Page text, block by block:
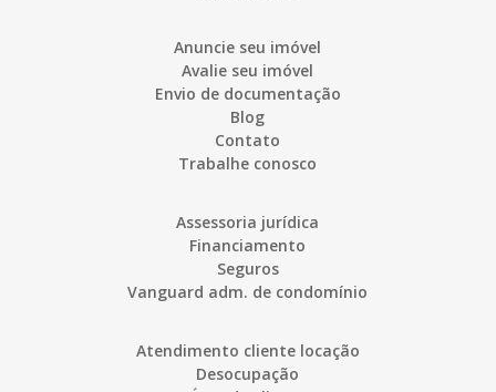
Anuncie seu imóvel
Avalie seu imóvel
Envio de documentação
Blog
Contato
Trabalhe conosco
Assessoria jurídica
Financiamento
Seguros
Vanguard adm. de condomínio
Atendimento cliente locação
Desocupação